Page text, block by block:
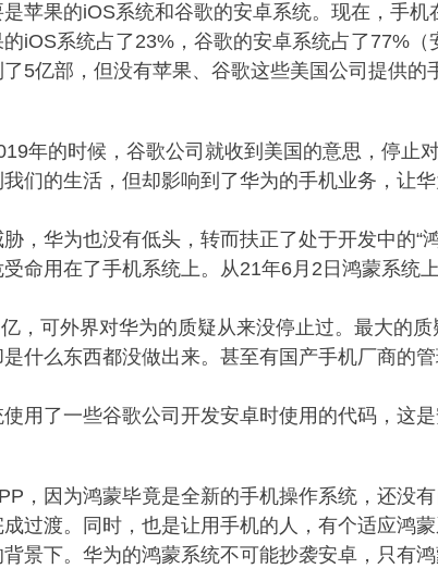
苹果的iOS系统和谷歌的安卓系统。现在，手
iOS系统占了23%，谷歌的安卓系统占了77%（
5亿部，但没有苹果、谷歌这些美国公司提供
年的时候，谷歌公司就收到美国的意思，停止
们的生活，但却影响到了华为的手机业务，让
，华为也没有低头，转而扶正了处于开发中的“
命用在了手机系统上。从21年6月2日鸿蒙系统
，可外界对华为的质疑从来没停止过。最大的
什么东西都没做出来。甚至有国产手机厂商的
用了一些谷歌公司开发安卓时使用的代码，这
，因为鸿蒙毕竟是全新的手机操作系统，还没
过渡。同时，也是让用手机的人，有个适应鸿
景下。华为的鸿蒙系统不可能抄袭安卓，只有